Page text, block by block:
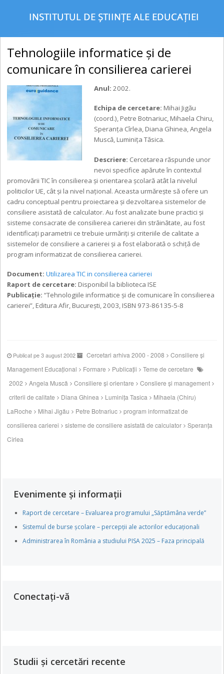
Tehnologiile informatice şi de
comunicare în consilierea carierei
Anul: 2002.
Echipa de cercetare: Mihai Jigău
(coord.), Petre Botnariuc, Mihaela Chiru,
Speranţa Cîrlea, Diana Ghinea, Angela
Muscă, Luminiţa Tăsica.
Descriere: Cercetarea răspunde unor
nevoi specifice apărute în contextul
promovării TIC în consilierea şi orientarea şcolară atât la nivelul
politicilor UE, cât şi la nivel naţional. Aceasta urmăreşte să ofere un
cadru conceptual pentru proiectarea şi dezvoltarea sistemelor de
consiliere asistată de calculator. Au fost analizate bune practici şi
sisteme consacrate de consilierea carierei din străinătate, au fost
identificaţi parametrii ce trebuie urmăriţi şi criteriile de calitate a
sistemelor de consiliere a carierei şi a fost elaborată o schiţă de
program informatizat de consilierea carierei.
Document: Utilizarea TIC in consilierea carierei
Raport de cercetare: Disponibil la biblioteca ISE
Publicație: “Tehnologiile informatice şi de comunicare în consilierea
carierei”, Editura Afir, Bucureşti, 2003, ISBN 973-86135-5-8
Publicat pe 3 august 2002 Cercetari arhiva 2000 - 2008
Consiliere şi
Management Educaţional
Formare Publicații
Teme de cercetare
2002
Angela Muscă Consiliere și orientare
Consliere şi management
criterii de calitate
Diana Ghinea Luminița Tasica
Mihaela (Chiru)
LaRoche
Mihai Jigău Petre Botnariuc
program informatizat de
consilierea carierei
sisteme de consiliere asistată de calculator
Speranţa
Cîrlea
Evenimente și informații
Raport de cercetare – Evaluarea programului „Săptămâna verde”
Sistemul de burse școlare – percepții ale actorilor educaționali
Administrarea în România a studiului PISA 2025 – Faza principală
Conectați-vă
Studii și cercetări recente